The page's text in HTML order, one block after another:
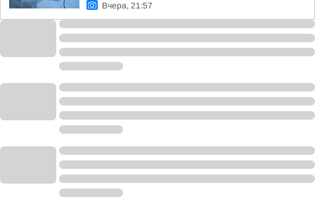
Вчера, 21:57